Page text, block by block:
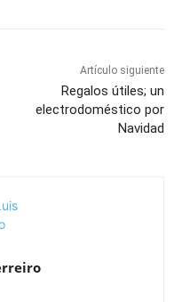
Artículo siguiente
Regalos útiles; un
electrodoméstico por
Navidad